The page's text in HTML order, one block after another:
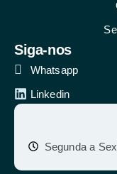
Siga-nos
Whatsapp
Linkedin
Segunda a